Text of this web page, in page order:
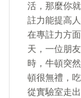
活，那麼你
註力能提高
在專註力方
天，一位朋
時，牛頓突
頓很無禮，
從實驗室走